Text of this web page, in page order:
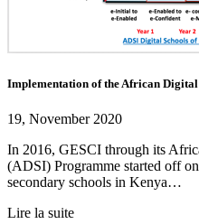
Implementation of the African
19, November 2020
In 2016, GESCI through its
(ADSI) Programme started off
secondary schools in Kenya…
Lire la suite